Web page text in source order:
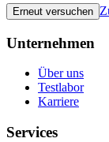
Erneut versuchen
Unternehmen
Über uns
Testlabor
Karriere
Services